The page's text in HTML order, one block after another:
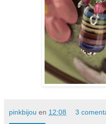
pinkbijou en 12:08 3